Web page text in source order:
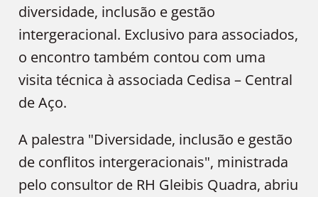
diversidade, inclusão e gestão
intergeracional. Exclusivo para associados,
o encontro também contou com uma
visita técnica à associada Cedisa – Central
de Aço.
A palestra "Diversidade, inclusão e gestão
de conflitos intergeracionais", ministrada
pelo consultor de RH Gleibis Quadra, abriu